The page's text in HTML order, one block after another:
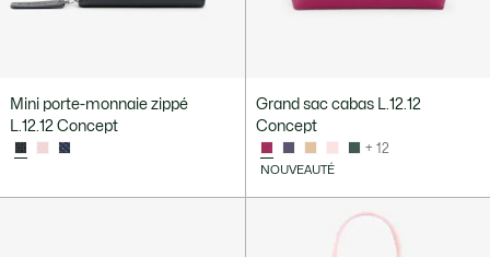
Mini porte-monnaie zippé
L.12.12 Concept
Grand sac cabas L.12.12
Concept
+ 12
NOUVEAUTÉ